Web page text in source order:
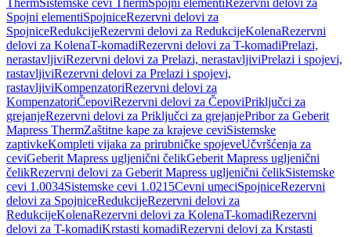
ThermSistemske cevi ThermSpojni elementi Rezervni delovi za
Spojni elementiSpojniceRezervni delovi za
SpojniceRedukcijeRezervni delovi za RedukcijeKolenaRezervni
delovi za KolenaT-komadiRezervni delovi za T-komadiPrelazi,
nerastavljiviRezervni delovi za Prelazi, nerastavljiviPrelazi i spojevi,
rastavljiviRezervni delovi za Prelazi i spojevi,
rastavljiviKompenzatoriRezervni delovi za
KompenzatoriČepoviRezervni delovi za ČepoviPriključci za
grejanjeRezervni delovi za Priključci za grejanjePribor za Geberit
Mapress ThermZaštitne kape za krajeve ceviSistemske
zaptivkeKompleti vijaka za prirubničke spojeveUčvršćenja za
ceviGeberit Mapress ugljenični čelikGeberit Mapress ugljenični
čelikRezervni delovi za Geberit Mapress ugljenični čelikSistemske
cevi 1.0034Sistemske cevi 1.0215Cevni umeciSpojniceRezervni
delovi za SpojniceRedukcijeRezervni delovi za
RedukcijeKolenaRezervni delovi za KolenaT-komadiRezervni
delovi za T-komadiKrstasti komadiRezervni delovi za Krstasti